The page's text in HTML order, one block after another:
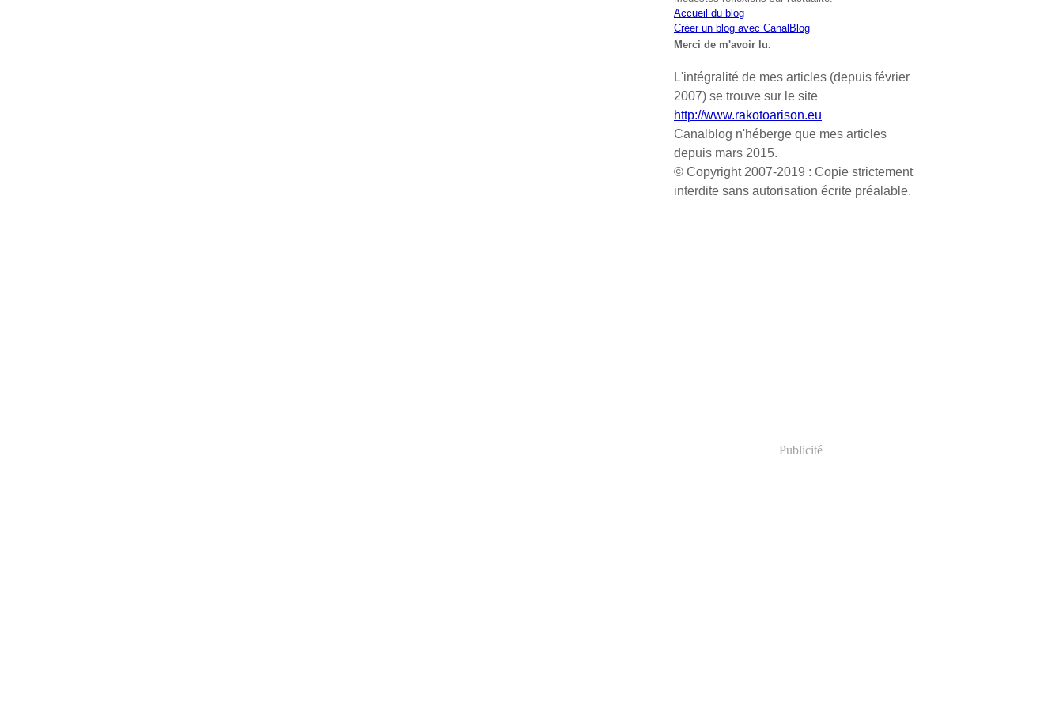
Accueil du blog
Créer un blog avec CanalBlog
Merci de m'avoir lu.
L'intégralité de mes articles (depuis février
2007) se trouve sur le site
http://www.rakotoarison.eu
Canalblog n'héberge que mes articles
depuis mars 2015.
© Copyright 2007-2019 : Copie strictement
interdite sans autorisation écrite préalable.
Publicité